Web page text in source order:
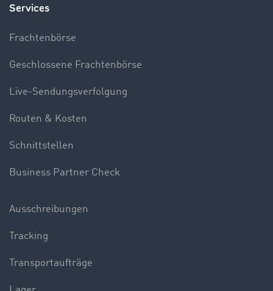
Services
Frachtenbörse
Geschlossene Frachtenbörse
Live-Sendungsverfolgung
Routen & Kosten
Schnittstellen
Business Partner Check
Ausschreibungen
Tracking
Transportaufträge